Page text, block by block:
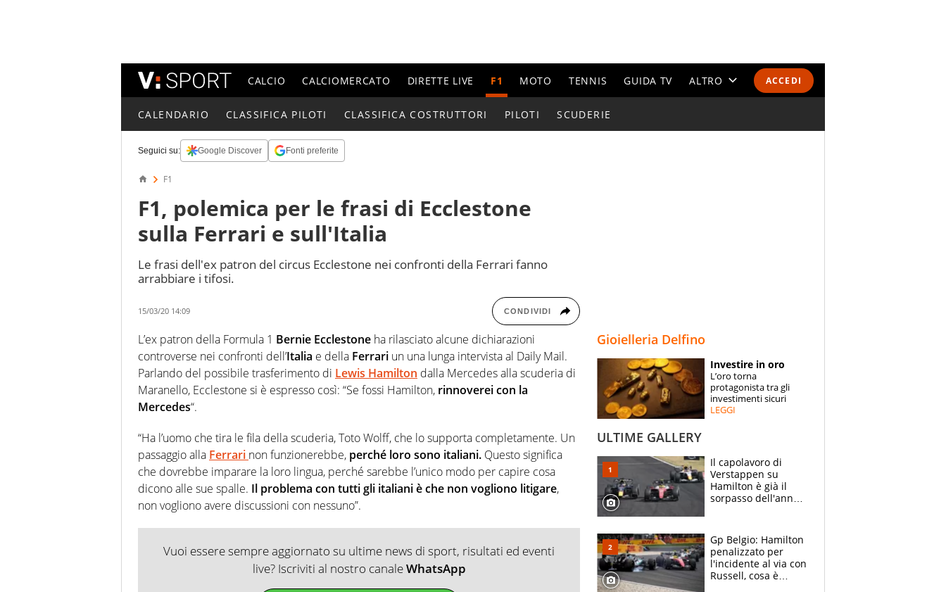
ACCEDI
CALCIO CALCIOMERCATO DIRETTE LIVE F1 MOTO TENNIS GUIDA TV ALTRO
ESPERTI
CONTATTI
CALENDARIO CLASSIFICA PILOTI CLASSIFICA COSTRUTTORI PILOTI SCUDERIE
Seguici su: Google Discover Fonti preferite
F1
F1, polemica per le frasi di Ecclestone
sulla Ferrari e sull'Italia
Le frasi dell'ex patron del circus Ecclestone nei confronti della Ferrari fanno
arrabbiare i tifosi.
15/03/20 14:09 CONDIVIDI
L’ex patron della Formula 1 Bernie Ecclestone ha rilasciato alcune dichiarazioni
controverse nei confronti dell’Italia e della Ferrari un una lunga intervista al Daily Mail.
Parlando del possibile trasferimento di Lewis Hamilton dalla Mercedes alla scuderia di
Maranello, Ecclestone si è espresso così: “Se fossi Hamilton, rinnoverei con la
Mercedes“.
“Ha l’uomo che tira le fila della scuderia, Toto Wolff, che lo supporta completamente. Un
passaggio alla Ferrari non funzionerebbe, perché loro sono italiani. Questo significa
che dovrebbe imparare la loro lingua, perché sarebbe l’unico modo per capire cosa
dicono alle sue spalle. Il problema con tutti gli italiani è che non vogliono litigare,
non vogliono avere discussioni con nessuno”.
Vuoi essere sempre aggiornato su ultime news di sport, risultati ed eventi
live? Iscriviti al nostro canaleWhatsApp
Gioielleria Delfino
Investire in oro
L’oro torna
protagonista tra gli
investimenti sicuri
LEGGI
ULTIME GALLERY
Il capolavoro di
Verstappen su
Hamilton è già il
sorpasso dell'anno:
2021
Gp Belgio: Hamilton
penalizzato per
l'incidente al via con
Russell, cosa è